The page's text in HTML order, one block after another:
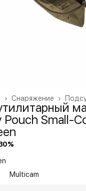
Снаряжение ›
›
Small-
%
Multicam